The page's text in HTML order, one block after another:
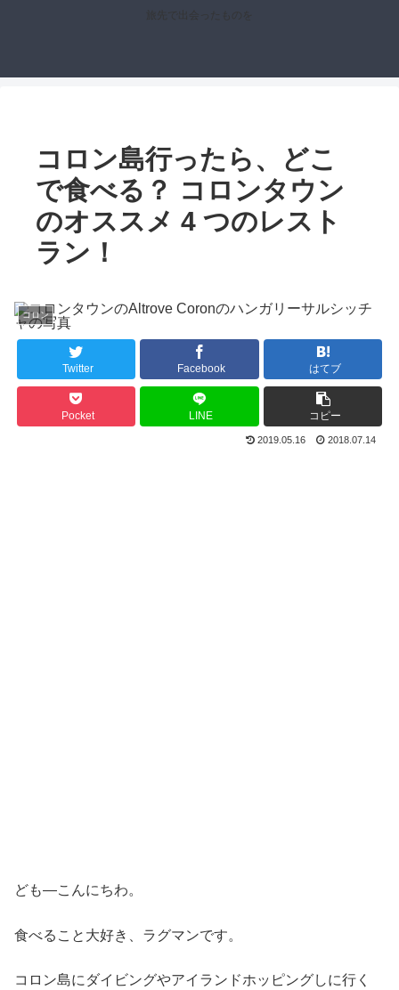
旅先で出会ったものを
コロン島行ったら、どこ
で食べる？ コロンタウン
のオススメ 4 つのレスト
ラン！
コロン
Twitter Facebook はてブ
Pocket LINE コピー
2019.05.16 2018.07.14
ども―こんにちわ。
食べること大好き、ラグマンです。
コロン島にダイビングやアイランドホッピングしに行く